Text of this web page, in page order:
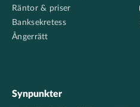
Räntor & priser
Banksekretess
Ångerrätt
Synpunkter